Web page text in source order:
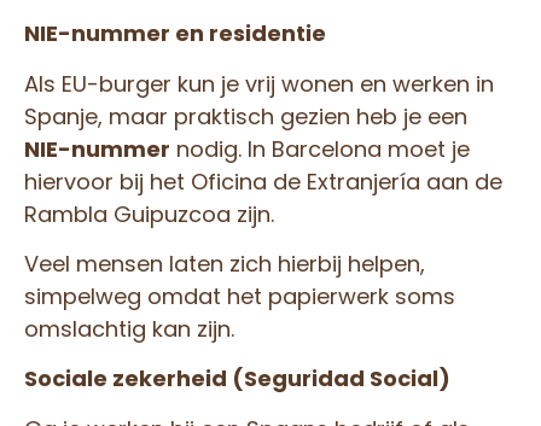
NIE-nummer en residentie
Als EU-burger kun je vrij wonen en werken in
Spanje, maar praktisch gezien heb je een
NIE-nummer nodig. In Barcelona moet je
hiervoor bij het Oficina de Extranjería aan de
Rambla Guipuzcoa zijn.
Veel mensen laten zich hierbij helpen,
simpelweg omdat het papierwerk soms
omslachtig kan zijn.
Sociale zekerheid (Seguridad Social)